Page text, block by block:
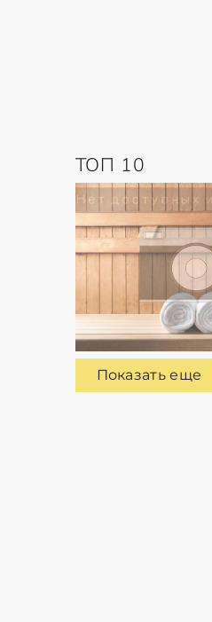
ТОП 10
Показать еще